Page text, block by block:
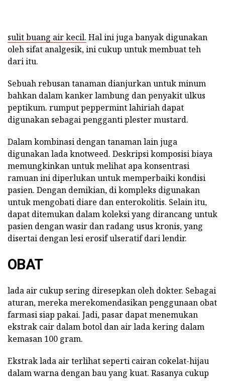
sulit buang air kecil. Hal ini juga banyak digunakan
oleh sifat analgesik, ini cukup untuk membuat teh
dari itu.
Sebuah rebusan tanaman dianjurkan untuk minum
bahkan dalam kanker lambung dan penyakit ulkus
peptikum. rumput peppermint lahiriah dapat
digunakan sebagai pengganti plester mustard.
Dalam kombinasi dengan tanaman lain juga
digunakan lada knotweed. Deskripsi komposisi biaya
memungkinkan untuk melihat apa konsentrasi
ramuan ini diperlukan untuk memperbaiki kondisi
pasien. Dengan demikian, di kompleks digunakan
untuk mengobati diare dan enterokolitis. Selain itu,
dapat ditemukan dalam koleksi yang dirancang untuk
pasien dengan wasir dan radang usus kronis, yang
disertai dengan lesi erosif ulseratif dari lendir.
OBAT
lada air cukup sering diresepkan oleh dokter. Sebagai
aturan, mereka merekomendasikan penggunaan obat
farmasi siap pakai. Jadi, pasar dapat menemukan
ekstrak cair dalam botol dan air lada kering dalam
kemasan 100 gram.
Ekstrak lada air terlihat seperti cairan cokelat-hijau
dalam warna dengan bau yang kuat. Rasanya cukup